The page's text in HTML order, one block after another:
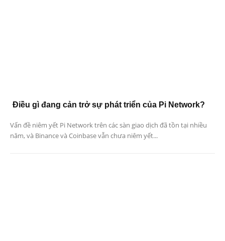
Điều gì đang cản trở sự phát triển của Pi Network?
Vấn đề niêm yết Pi Network trên các sàn giao dịch đã tồn tại nhiều
năm, và Binance và Coinbase vẫn chưa niêm yết...